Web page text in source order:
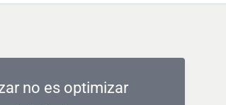
no es optimizar